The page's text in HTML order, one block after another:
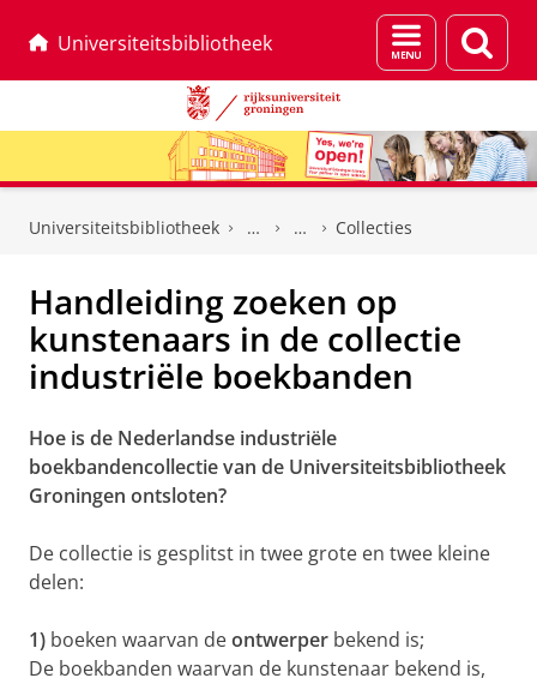
Universiteitsbibliotheek
Menu
en
Universiteitsbibliotheek Collecties
Handleiding zoeken op
kunstenaars in de collectie
industriële boekbanden
Hoe is de Nederlandse industriële
boekbandencollectie van de Universiteitsbibliotheek
Groningen ontsloten?
De collectie is gesplitst in twee grote en twee kleine
delen:
1) boeken waarvan deontwerper bekend is;
De boekbanden waarvan de kunstenaar bekend is,